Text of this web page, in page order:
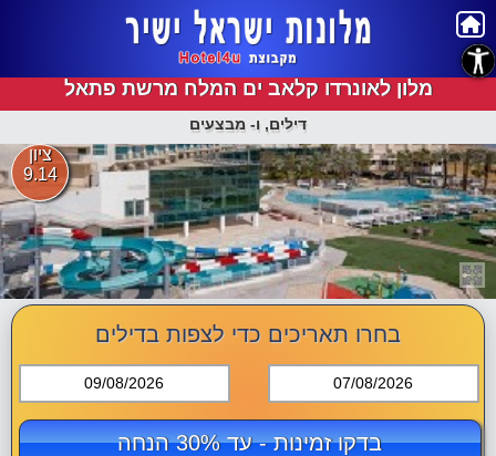
מלון לאונרדו קלאב ים המלח מרשת פתאל
דילים, ו- מבצעים
ציון
9.14
בחרו תאריכים כדי לצפות בדילים
09/08/2026 07/08/2026
בדקו זמינות - עד 30% הנחה
נגישות